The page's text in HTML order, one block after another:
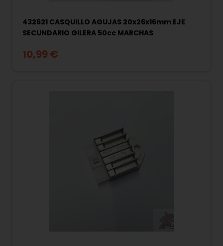
432621 CASQUILLO AGUJAS 20x26x16mm EJE
SECUNDARIO GILERA 50cc MARCHAS
10,99 €